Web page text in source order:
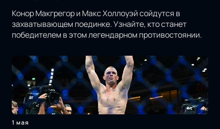
Конор Макгрегор и Макс Холлоуэй сойдутся в
захватывающем поединке. Узнайте, кто станет
победителем в этом легендарном противостоянии.
1 мая